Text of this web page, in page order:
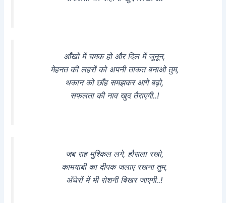
आँखों में चमक हो और दिल में जूनून,
मेहनत की लहरों को अपनी ताकत बनाओ तुम,
थकान को छाँह समझकर आगे बढ़ो,
सफलता की नाव खुद तैराएगी..!
जब राह मुश्किल लगे, हौसला रखो,
कामयाबी का दीपक जलाए रखना तुम,
अँधेरों में भी रोशनी बिखर जाएगी..!